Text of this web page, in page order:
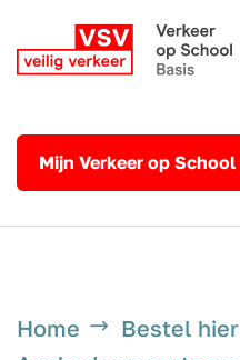
Mijn Verkeer op School
Home
Bestel hier